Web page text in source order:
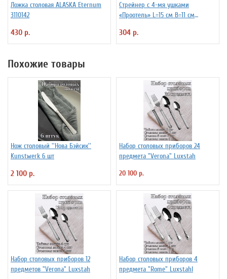
Ложка столовая ALASKA Eternum
3110142
430 р.
Стрейнер с 4-мя ушками
«Проотель» L=15 см B=11 см
304 р.
Похожие товары
Нож столовый ''Нова Бэйсик''
Kunstwerk 6 шт
2 100 р.
Набор столовых приборов 24
предмета "Verona" Luxstah
20 100 р.
Набор столовых приборов 12
предметов "Verona" Luxstah
Набор столовых приборов 4
предмета "Rome" Luxstahl